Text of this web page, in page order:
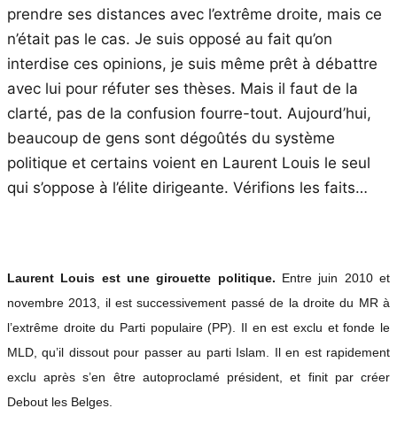
prendre ses distances avec l’extrême droite, mais ce
n’était pas le cas. Je suis opposé au fait qu’on
interdise ces opinions, je suis même prêt à débattre
avec lui pour réfuter ses thèses. Mais il faut de la
clarté, pas de la confusion fourre-tout. Aujourd’hui,
beaucoup de gens sont dégoûtés du système
politique et certains voient en Laurent Louis le seul
qui s’oppose à l’élite dirigeante. Vérifions les faits…
Laurent Louis est une girouette politique. Entre juin 2010 et
novembre 2013, il est successivement passé de la droite du MR à
l’extrême droite du Parti populaire (PP). Il en est exclu et fonde le
MLD, qu’il dissout pour passer au parti Islam. Il en est rapidement
exclu après s’en être autoproclamé président, et finit par créer
Debout les Belges.